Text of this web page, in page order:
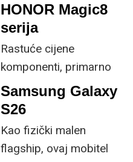
specifikacije, no
istovremeno
implementirao
nadogradnje koje su
ključne svakom
korisniku.
HONOR Magic8
serija
Rastuće cijene
komponenti, primarno
RAM-a i pohrane,
inflacijski pritisci te sve
elektroničkom otpadu
potiče proizvođače da
Samsung Galaxy
S26
Kao fizički malen
flagship, ovaj mobitel